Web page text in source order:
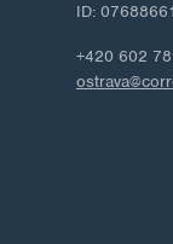
ID: 07688661
+420 602